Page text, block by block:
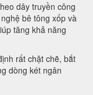
dây truyền công
bê tông xốp và
tăng khả năng
rất chặt chẽ, bắt
dòng két ngân